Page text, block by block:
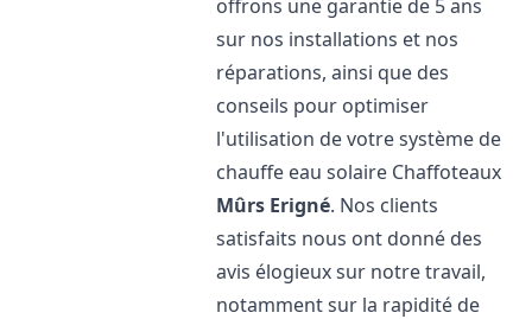
offrons une garantie de 5 ans
sur nos installations et nos
réparations, ainsi que des
conseils pour optimiser
l'utilisation de votre système de
chauffe eau solaire Chaffoteaux
Mûrs Erigné. Nos clients
satisfaits nous ont donné des
avis élogieux sur notre travail,
notamment sur la rapidité de